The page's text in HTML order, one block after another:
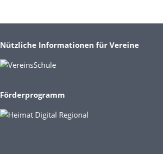
Nützliche Informationen für Vereine
Förderprogramm